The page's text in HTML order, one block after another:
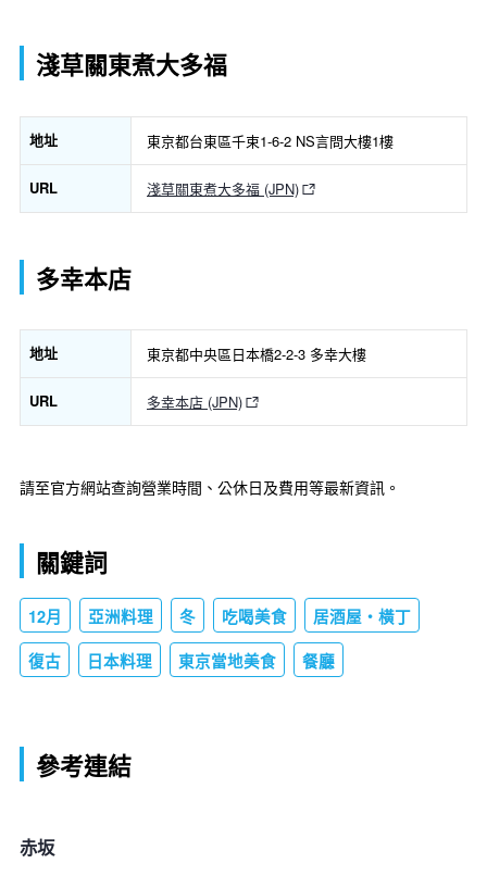
淺草關東煮大多福
地址 東京都台東區千束1-6-2 NS言問大樓1樓
URL 淺草關東煮大多福 (JPN)
多幸本店
地址 東京都中央區日本橋2-2-3 多幸大樓
URL 多幸本店 (JPN)
請至官方網站查詢營業時間、公休日及費用等最新資訊。
關鍵詞
12月 亞洲料理 冬 吃喝美食 居酒屋・橫丁
復古 日本料理 東京當地美食 餐廳
參考連結
赤坂